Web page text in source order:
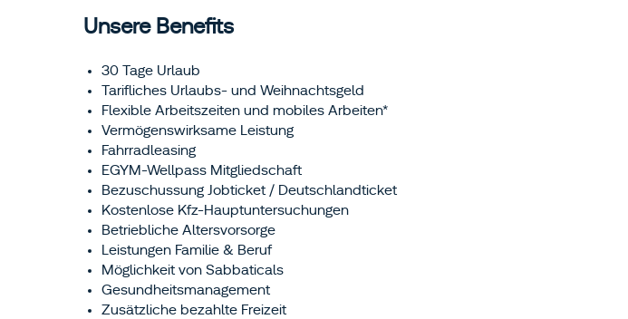
Unsere Benefits
30 Tage Urlaub
Tarifliches Urlaubs- und Weihnachtsgeld
Flexible Arbeitszeiten und mobiles Arbeiten*
Vermögenswirksame Leistung
Fahrradleasing
EGYM-Wellpass Mitgliedschaft
Bezuschussung Jobticket / Deutschlandticket
Kostenlose Kfz-Hauptuntersuchungen
Betriebliche Altersvorsorge
Leistungen Familie & Beruf
Möglichkeit von Sabbaticals
Gesundheitsmanagement
Zusätzliche bezahlte Freizeit